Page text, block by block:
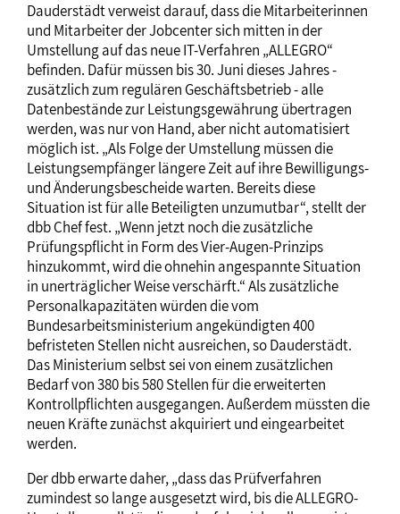
Dauderstädt verweist darauf, dass die Mitarbeiterinnen
und Mitarbeiter der Jobcenter sich mitten in der
Umstellung auf das neue IT-Verfahren „ALLEGRO“
befinden. Dafür müssen bis 30. Juni dieses Jahres -
zusätzlich zum regulären Geschäftsbetrieb - alle
Datenbestände zur Leistungsgewährung übertragen
werden, was nur von Hand, aber nicht automatisiert
möglich ist. „Als Folge der Umstellung müssen die
Leistungsempfänger längere Zeit auf ihre Bewilligungs-
und Änderungsbescheide warten. Bereits diese
Situation ist für alle Beteiligten unzumutbar“, stellt der
dbb Chef fest. „Wenn jetzt noch die zusätzliche
Prüfungspflicht in Form des Vier-Augen-Prinzips
hinzukommt, wird die ohnehin angespannte Situation
in unerträglicher Weise verschärft.“ Als zusätzliche
Personalkapazitäten würden die vom
Bundesarbeitsministerium angekündigten 400
befristeten Stellen nicht ausreichen, so Dauderstädt.
Das Ministerium selbst sei von einem zusätzlichen
Bedarf von 380 bis 580 Stellen für die erweiterten
Kontrollpflichten ausgegangen. Außerdem müssten die
neuen Kräfte zunächst akquiriert und eingearbeitet
werden.
Der dbb erwarte daher, „dass das Prüfverfahren
zumindest so lange ausgesetzt wird, bis die ALLEGRO-